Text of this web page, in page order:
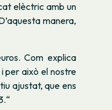
elèctric amb un
manera,
Com explica
per això el nostre
ajustat, que ens